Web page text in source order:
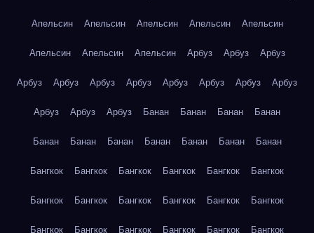
Апельсин Апельсин Апельсин Апельсин Апельсин
Апельсин Апельсин Апельсин Арбуз Арбуз Арбуз
Арбуз Арбуз Арбуз Арбуз Арбуз Арбуз Арбуз Арбуз
Арбуз Арбуз Арбуз Банан Банан Банан Банан
Банан Банан Банан Банан Банан Банан Банан
Бангкок Бангкок Бангкок Бангкок Бангкок Бангкок
Бангкок Бангкок Бангкок Бангкок Бангкок Бангкок
Бангкок Бангкок Бангкок Бангкок Бангкок Бангкок